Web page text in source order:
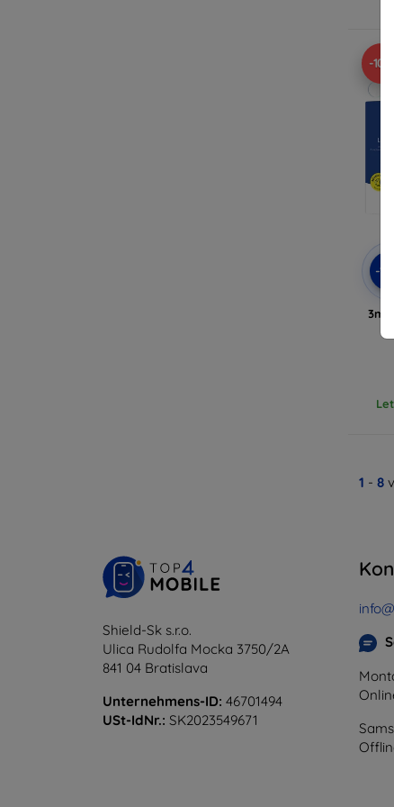
-10%
-
3mk
1 - 8
Shield-Sk s.r.o.
Ulica Rudolfa Mocka 3750/2A
841 04 Bratislava
Unternehmens-ID: 46701494
USt-IdNr.: SK2023549671